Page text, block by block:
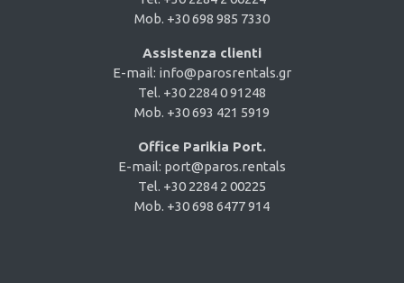
Mob. +30 698 985 7330
Assistenza clienti
E-mail: info@parosrentals.gr
Tel. +30 2284 0 91248
Mob. +30 693 421 5919
Office Parikia Port.
E-mail: port@paros.rentals
Tel. +30 2284 2 00225
Mob. +30 698 6477 914